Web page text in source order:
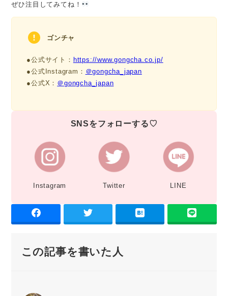
ぜひ注目してみてね！
ゴンチャ
●公式サイト： https://www.gongcha.co.jp/
●公式Instagram： ＠gongcha_japan
●公式X： ＠gongcha_japan
SNSをフォローする♡
Instagram Twitter LINE
この記事を書いた人